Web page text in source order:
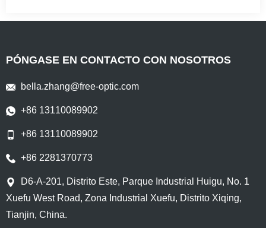
PÓNGASE EN CONTACTO CON NOSOTROS
bella.zhang@free-optic.com
+86 13110089902
+86 13110089902
+86 2281370773
D6-A-201, Distrito Este, Parque Industrial Huigu, No. 1
Xuefu West Road, Zona Industrial Xuefu, Distrito Xiqing,
Tianjin, China.